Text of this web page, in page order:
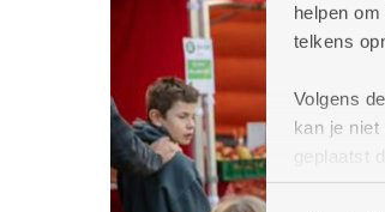
helpen
telkens
Volgens
kan je
geplaatst